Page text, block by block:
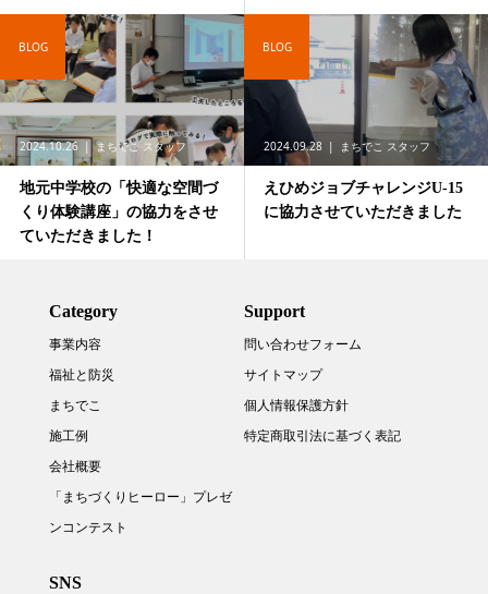
2024.10.26 まちでこ スタッフ
地元中学校の「快適な空間づ
くり体験講座」の協力をさせ
ていただきました！
BLOG
2024.09.28 まちでこ スタッフ
えひめジョブチャレンジU-15
に協力させていただきました
BLOG
Category
事業内容
福祉と防災
まちでこ
施工例
会社概要
「まちづくりヒーロー」プレゼ
ンコンテスト
Support
問い合わせフォーム
サイトマップ
個人情報保護方針
特定商取引法に基づく表記
SNS